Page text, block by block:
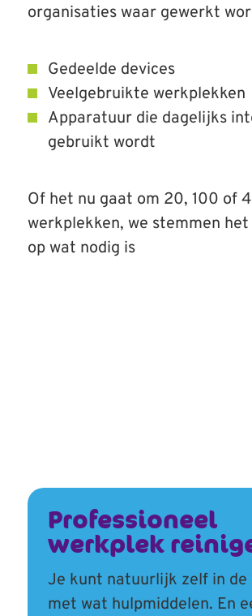
organisaties waar gewerkt
Gedeelde devices
Veelgebruikte werkplekken
Apparatuur die dagelijks
gebruikt wordt
Of het nu gaat om 20, 100 of
werkplekken, we stemmen
op wat nodig is
Professioneel
werkplek
Je kunt natuurlijk zelf in de
met wat hulpmiddelen. En